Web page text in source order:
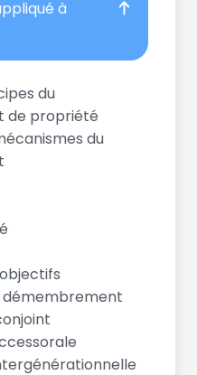
à
du
de propriété
du
démembrement